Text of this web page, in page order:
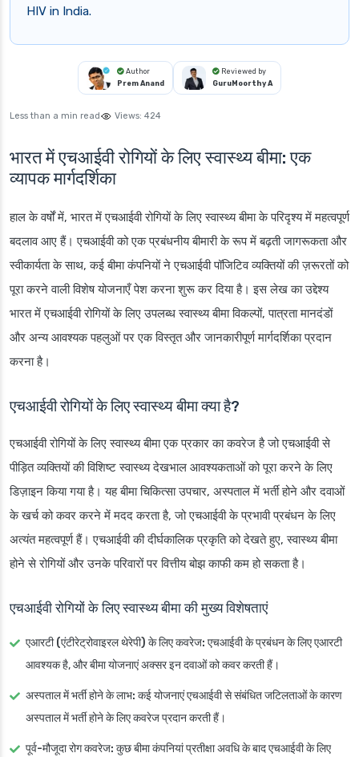
HIV in India.
Author
Prem Anand
Reviewed by
GuruMoorthy A
Less than a min read Views: 424
भारत में एचआईवी रोगियों के लिए स्वास्थ्य बीमा: एक
व्यापक मार्गदर्शिका
हाल के वर्षों में, भारत में एचआईवी रोगियों के लिए स्वास्थ्य बीमा के परिदृश्य में महत्वपूर्ण
बदलाव आए हैं। एचआईवी को एक प्रबंधनीय बीमारी के रूप में बढ़ती जागरूकता और
स्वीकार्यता के साथ, कई बीमा कंपनियों ने एचआईवी पॉजिटिव व्यक्तियों की ज़रूरतों को
पूरा करने वाली विशेष योजनाएँ पेश करना शुरू कर दिया है। इस लेख का उद्देश्य
भारत में एचआईवी रोगियों के लिए उपलब्ध स्वास्थ्य बीमा विकल्पों, पात्रता मानदंडों
और अन्य आवश्यक पहलुओं पर एक विस्तृत और जानकारीपूर्ण मार्गदर्शिका प्रदान
करना है।
एचआईवी रोगियों के लिए स्वास्थ्य बीमा क्या है?
एचआईवी रोगियों के लिए स्वास्थ्य बीमा एक प्रकार का कवरेज है जो एचआईवी से
पीड़ित व्यक्तियों की विशिष्ट स्वास्थ्य देखभाल आवश्यकताओं को पूरा करने के लिए
डिज़ाइन किया गया है। यह बीमा चिकित्सा उपचार, अस्पताल में भर्ती होने और दवाओं
के खर्च को कवर करने में मदद करता है, जो एचआईवी के प्रभावी प्रबंधन के लिए
अत्यंत महत्वपूर्ण हैं। एचआईवी की दीर्घकालिक प्रकृति को देखते हुए, स्वास्थ्य बीमा
होने से रोगियों और उनके परिवारों पर वित्तीय बोझ काफी कम हो सकता है।
एचआईवी रोगियों के लिए स्वास्थ्य बीमा की मुख्य विशेषताएं
एआरटी (एंटीरेट्रोवाइरल थेरेपी) के लिए कवरेज: एचआईवी के प्रबंधन के लिए एआरटी
आवश्यक है, और बीमा योजनाएं अक्सर इन दवाओं को कवर करती हैं।
अस्पताल में भर्ती होने के लाभ: कई योजनाएं एचआईवी से संबंधित जटिलताओं के कारण
अस्पताल में भर्ती होने के लिए कवरेज प्रदान करती हैं।
पूर्व-मौजूदा रोग कवरेज: कुछ बीमा कंपनियां प्रतीक्षा अवधि के बाद एचआईवी के लिए